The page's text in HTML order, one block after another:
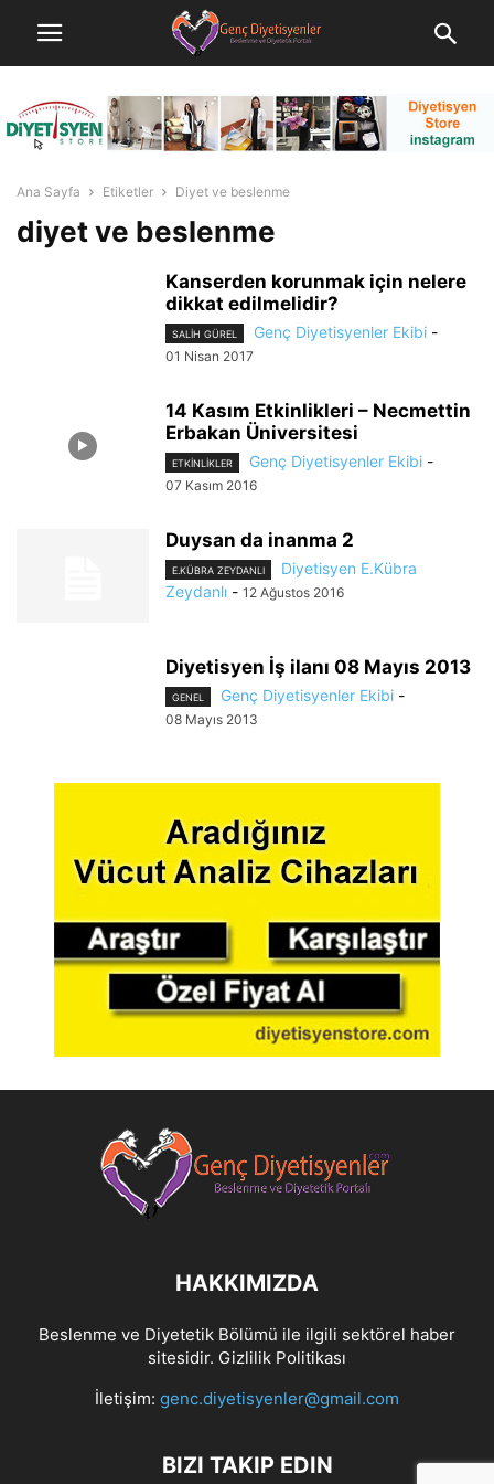
Ana Sayfa Etiketler Diyet ve beslenme
diyet ve beslenme
Kanserden korunmak için nelere
dikkat edilmelidir?
SALIH GÜREL Genç Diyetisyenler Ekibi -
01 Nisan 2017
14 Kasım Etkinlikleri – Necmettin
Erbakan Üniversitesi
ETKINLIKLER Genç Diyetisyenler Ekibi -
07 Kasım 2016
Duysan da inanma 2
E.KÜBRA ZEYDANLI
Diyetisyen E.Kübra
Zeydanlı - 12 Ağustos 2016
Diyetisyen İş ilanı 08 Mayıs 2013
GENEL Genç Diyetisyenler Ekibi -
08 Mayıs 2013
HAKKIMIZDA
Beslenme ve Diyetetik Bölümü ile ilgili sektörel haber
sitesidir. Gizlilik Politikası
İletişim: genc.diyetisyenler@gmail.com
BIZI TAKIP EDIN